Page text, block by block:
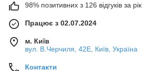
98% позитивних з 126 відгуків за рік
Працює з 02.07.2024
м. Київ
вул. В.Черчиля, 42Е, Київ, Україна
Контакти